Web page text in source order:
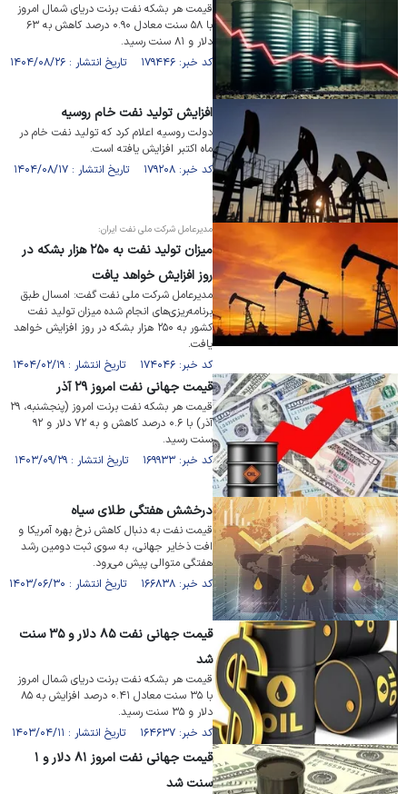
قیمت هر بشکه نفت برنت دریای شمال امروز
با ۵۸ سنت معادل ۰.۹۰ درصد کاهش به ۶۳
دلار و ۸۱ سنت رسید.
کد خبر: ۱۷۹۴۴۶ تاریخ انتشار : ۱۴۰۴/۰۸/۲۶
افزایش تولید نفت خام روسیه
دولت روسیه اعلام کرد که تولید نفت خام در
ماه اکتبر افزایش یافته است.
کد خبر: ۱۷۹۲۰۸ تاریخ انتشار : ۱۴۰۴/۰۸/۱۷
مدیرعامل شرکت ملی نفت ایران:
میزان تولید نفت به ۲۵۰ هزار بشکه در
روز افزایش خواهد یافت
مدیرعامل شرکت ملی نفت گفت: امسال طبق
برنامه‌ریزی‌های انجام شده میزان تولید نفت
کشور به ۲۵۰ هزار بشکه در روز افزایش خواهد
یافت.
کد خبر: ۱۷۴۰۴۶ تاریخ انتشار : ۱۴۰۴/۰۲/۱۹
قیمت جهانی نفت امروز ۲۹ آذر
قیمت هر بشکه نفت برنت امروز (پنجشنبه، ۲۹
آذر) با ۰.۶ درصد کاهش و به ۷۲ دلار و ۹۲
سنت رسید.
کد خبر: ۱۶۹۹۳۳ تاریخ انتشار : ۱۴۰۳/۰۹/۲۹
درخشش هفتگی طلای سیاه
قیمت نفت به دنبال کاهش نرخ بهره آمریکا و
افت ذخایر جهانی، به سوی ثبت دومین رشد
هفتگی متوالی پیش می‌رود.
کد خبر: ۱۶۶۸۳۸ تاریخ انتشار : ۱۴۰۳/۰۶/۳۰
قیمت جهانی نفت ۸۵ دلار و ۳۵ سنت
شد
قیمت هر بشکه نفت برنت دریای شمال امروز
با ۳۵ سنت معادل ۰.۴۱ درصد افزایش به ۸۵
دلار و ۳۵ سنت رسید.
کد خبر: ۱۶۴۶۳۷ تاریخ انتشار : ۱۴۰۳/۰۴/۱۱
قیمت جهانی نفت امروز ۸۱ دلار و ۱
سنت شد